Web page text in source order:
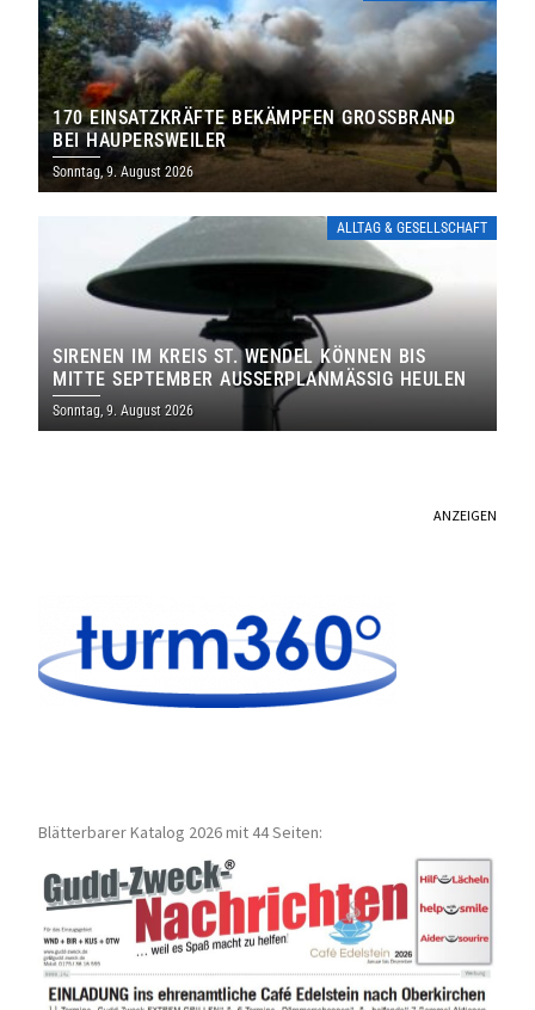
170 EINSATZKRÄFTE BEKÄMPFEN GROSSBRAND B
EI HAUPERSWEILER
Sonntag, 9. August 2026
ALLTAG & GESELLSCHAFT
SIRENEN IM KREIS ST. WENDEL KÖNNEN BIS
MITTE SEPTEMBER AUSSERPLANMÄSSIG HEULEN
Sonntag, 9. August 2026
ANZEIGEN
Blätterbarer Katalog 2026 mit 44 Seiten: